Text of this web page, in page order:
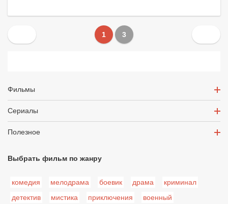
1 3
Фильмы
Сериалы
Полезное
Выбрать фильм по жанру
комедия мелодрама боевик драма
криминал
детектив
мистика приключения военный